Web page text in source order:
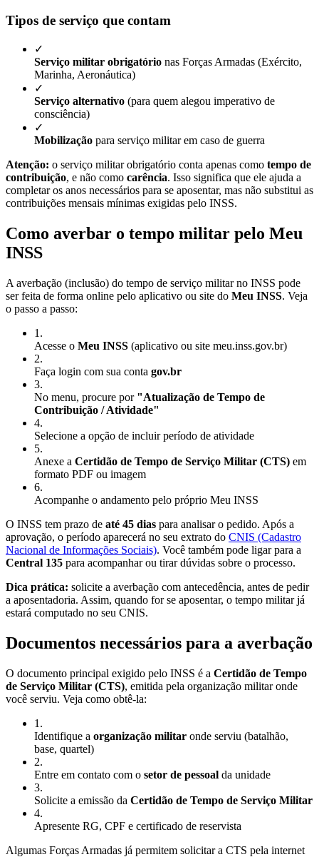
Tipos de serviço que contam
✓
Serviço militar obrigatório nas Forças Armadas (Exército,
Marinha, Aeronáutica)
✓
Serviço alternativo (para quem alegou imperativo de
consciência)
✓
Mobilização para serviço militar em caso de guerra
Atenção: o serviço militar obrigatório conta apenas como tempo de
contribuição, e não como carência. Isso significa que ele ajuda a
completar os anos necessários para se aposentar, mas não substitui as
contribuições mensais mínimas exigidas pelo INSS.
Como averbar o tempo militar pelo Meu
INSS
A averbação (inclusão) do tempo de serviço militar no INSS pode
ser feita de forma online pelo aplicativo ou site do Meu INSS. Veja
o passo a passo:
1 .
Acesse o Meu INSS (aplicativo ou site meu.inss.gov.br)
2.
Faça login com sua conta gov.br
3.
No menu, procure por "Atualização de Tempo de
Contribuição / Atividade"
4.
Selecione a opção de incluir período de atividade
5.
Anexe a Certidão de Tempo de Serviço Militar (CTS) em
formato PDF ou imagem
6.
Acompanhe o andamento pelo próprio Meu INSS
O INSS tem prazo de até 45 dias para analisar o pedido. Após a
aprovação, o período aparecerá no seu extrato do CNIS (Cadastro
Nacional de Informações Sociais). Você também pode ligar para a
Central 135 para acompanhar ou tirar dúvidas sobre o processo.
Dica prática: solicite a averbação com antecedência, antes de pedir
a aposentadoria. Assim, quando for se aposentar, o tempo militar já
estará computado no seu CNIS.
Documentos necessários para a averbação
O documento principal exigido pelo INSS é a Certidão de Tempo
de Serviço Militar (CTS), emitida pela organização militar onde
você serviu. Veja como obtê-la:
1 .
Identifique a organização militar onde serviu (batalhão,
base, quartel)
2.
Entre em contato com o setor de pessoal da unidade
3.
Solicite a emissão da Certidão de Tempo de Serviço Militar
4.
Apresente RG, CPF e certificado de reservista
Algumas Forças Armadas já permitem solicitar a CTS pela internet